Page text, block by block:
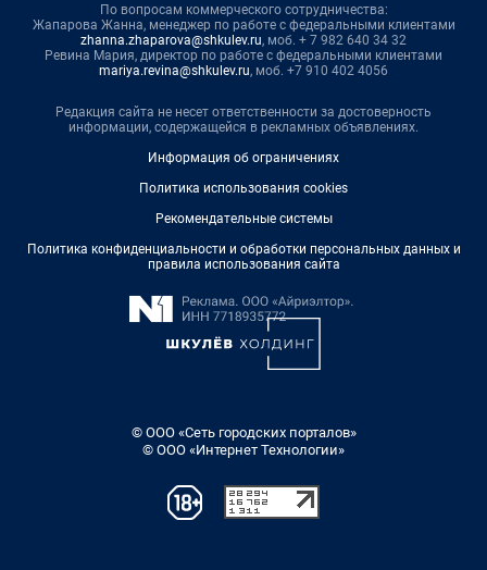
По вопросам коммерческого сотрудничества:
Жапарова Жанна, менеджер по работе с федеральными клиентами
zhanna.zhaparova@shkulev.ru, моб. + 7 982 640 34 32
Ревина Мария, директор по работе с федеральными клиентами
mariya.revina@shkulev.ru, моб. +7 910 402 4056
Редакция сайта не несет ответственности за достоверность
информации, содержащейся в рекламных объявлениях.
Информация об ограничениях
Политика использования cookies
Рекомендательные системы
Политика конфиденциальности и обработки персональных данных и
правила использования сайта
© ООО «Сеть городских порталов»
© ООО «Интернет Технологии»